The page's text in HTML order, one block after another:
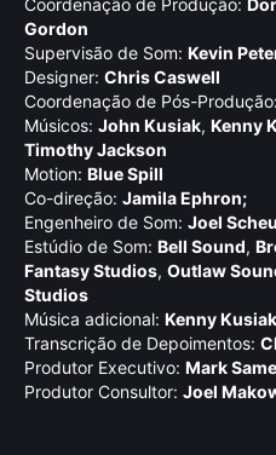
Coordenação de Produção:
Gordon
Supervisão de Som: Kevin
Designer: Chris Caswell
Coordenação de Pós-Produção:
Músicos: John Kusiak, Kenny
Timothy Jackson
Motion: Blue Spill
Co-direção: Jamila Ephron;
Engenheiro de Som: Joel
Estúdio de Som: Bell Sound,
Fantasy Studios, Outlaw
Studios
Música adicional: Kenny Kusiak
Transcrição de Depoimentos:
Produtor Executivo: Mark
Produtor Consultor: Joel